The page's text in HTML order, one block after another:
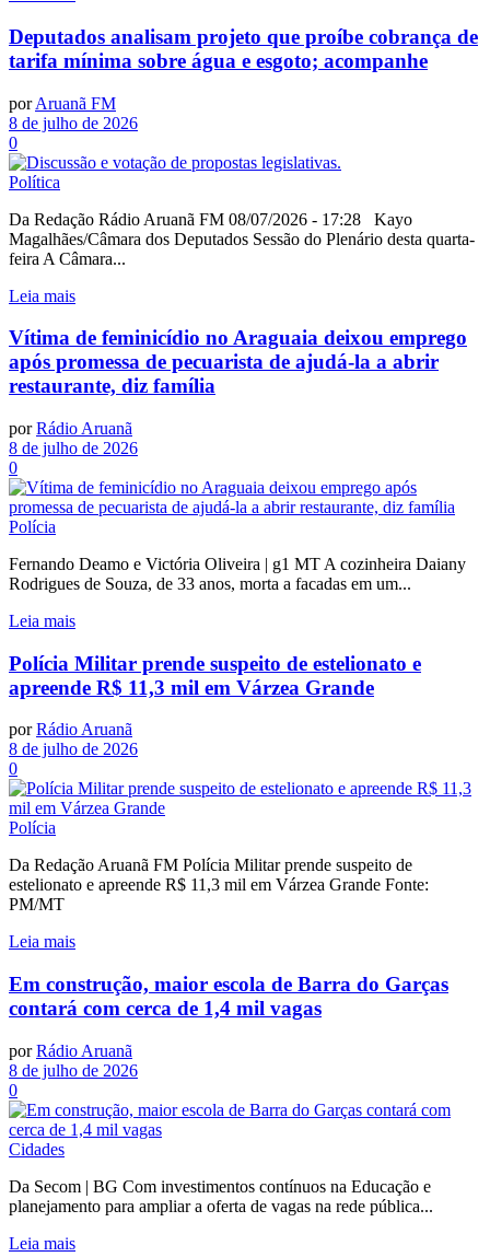
Deputados analisam projeto que proíbe cobrança de
tarifa mínima sobre água e esgoto; acompanhe
por Aruanã FM
8 de julho de 2026
0
Política
Da Redação Rádio Aruanã FM 08/07/2026 - 17:28 Kayo
Magalhães/Câmara dos Deputados Sessão do Plenário desta quarta-
feira A Câmara...
Leia mais
Vítima de feminicídio no Araguaia deixou emprego
após promessa de pecuarista de ajudá-la a abrir
restaurante, diz família
por Rádio Aruanã
8 de julho de 2026
0
Polícia
Fernando Deamo e Victória Oliveira | g1 MT A cozinheira Daiany
Rodrigues de Souza, de 33 anos, morta a facadas em um...
Leia mais
Polícia Militar prende suspeito de estelionato e
apreende R$ 11,3 mil em Várzea Grande
por Rádio Aruanã
8 de julho de 2026
0
Polícia
Da Redação Aruanã FM Polícia Militar prende suspeito de
estelionato e apreende R$ 11,3 mil em Várzea Grande Fonte:
PM/MT
Leia mais
Em construção, maior escola de Barra do Garças
contará com cerca de 1,4 mil vagas
por Rádio Aruanã
8 de julho de 2026
0
Cidades
Da Secom | BG Com investimentos contínuos na Educação e
planejamento para ampliar a oferta de vagas na rede pública...
Leia mais